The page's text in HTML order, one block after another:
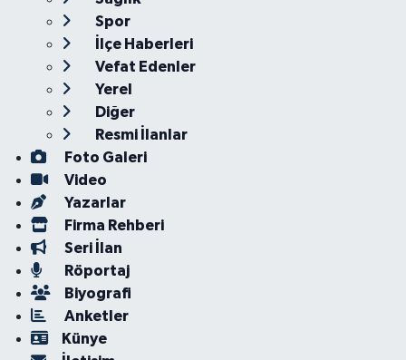
Spor
İlçe Haberleri
Vefat Edenler
Yerel
Diğer
Resmi İlanlar
Foto Galeri
Video
Yazarlar
Firma Rehberi
Seri İlan
Röportaj
Biyografi
Anketler
Künye